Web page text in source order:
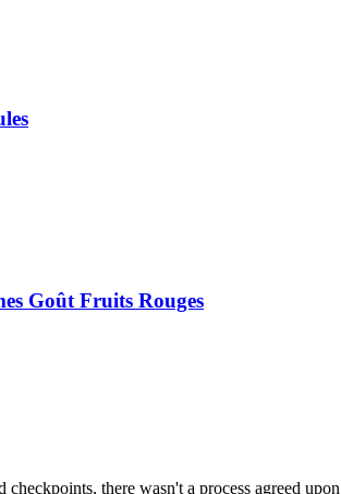
Goût Fruits Rouges
there wasn't a process agreed